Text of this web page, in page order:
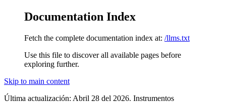
Documentation Index
Fetch the complete documentation index at: /llms.txt
Use this file to discover all available pages before
exploring further.
Skip to main content
Última actualización: Abril 28 del 2026. Instrumentos